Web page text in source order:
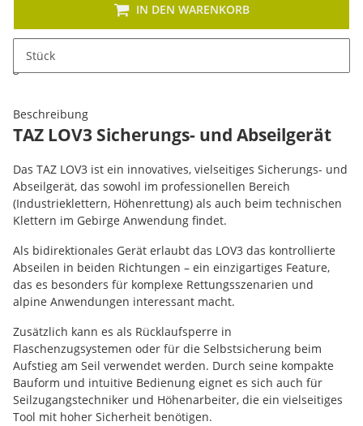
Stück
IN DEN WARENKORB
Dieses Produkt hat Variationen. Wählen Sie bitte die
Beschreibung
TAZ LOV3 Sicherungs- und Abseilgerät
Das TAZ LOV3 ist ein innovatives, vielseitiges Sicherungs- und
Abseilgerät, das sowohl im professionellen Bereich
(Industrieklettern, Höhenrettung) als auch beim technischen
Klettern im Gebirge Anwendung findet.
Als bidirektionales Gerät erlaubt das LOV3 das kontrollierte
Abseilen in beiden Richtungen – ein einzigartiges Feature,
das es besonders für komplexe Rettungsszenarien und
alpine Anwendungen interessant macht.
Zusätzlich kann es als Rücklaufsperre in
Flaschenzugsystemen oder für die Selbstsicherung beim
Aufstieg am Seil verwendet werden. Durch seine kompakte
Bauform und intuitive Bedienung eignet es sich auch für
Seilzugangstechniker und Höhenarbeiter, die ein vielseitiges
Tool mit hoher Sicherheit benötigen.